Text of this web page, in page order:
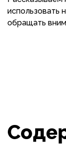
использовать
обращать